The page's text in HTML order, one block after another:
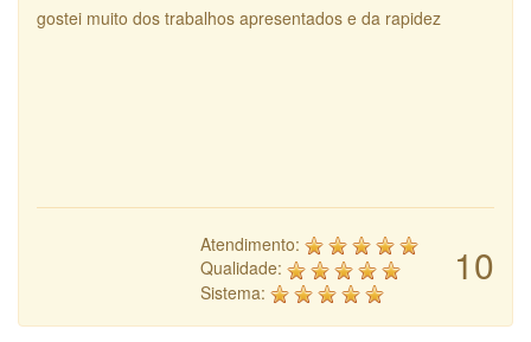
gostei muito dos trabalhos apresentados e da rapidez
10
Atendimento:
Qualidade:
Sistema: